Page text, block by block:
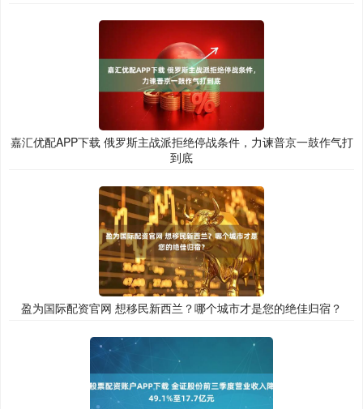
嘉汇优配APP下载 俄罗斯主战派拒绝停战条件，力谏普京一鼓作气打
到底
盈为国际配资官网 想移民新西兰？哪个城市才是您的绝佳归宿？